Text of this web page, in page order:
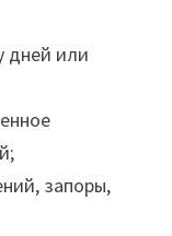
дней или
запоры,